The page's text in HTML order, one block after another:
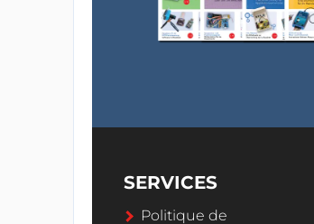
SERVICES
Politique de